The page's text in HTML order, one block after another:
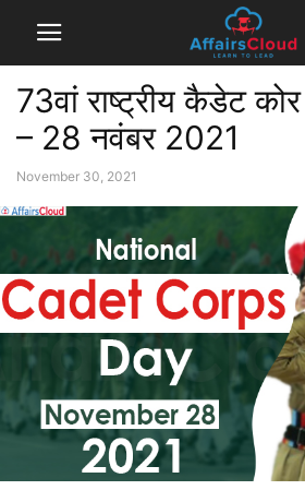
73वां राष्ट्रीय कैडेट
– 28 नवंबर 2021
November 30, 2021